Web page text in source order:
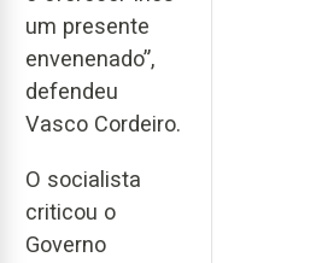
um presente
envenenado”,
defendeu
Vasco Cordeiro.
O socialista
criticou o
Governo